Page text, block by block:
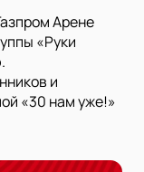
Арене
«Руки
и
«30 нам уже!»